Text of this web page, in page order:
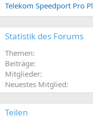
Telekom Speedport Pro
Statistik des Forums
Themen
Beiträge
Mitglieder
Neuestes Mitglied
Teilen